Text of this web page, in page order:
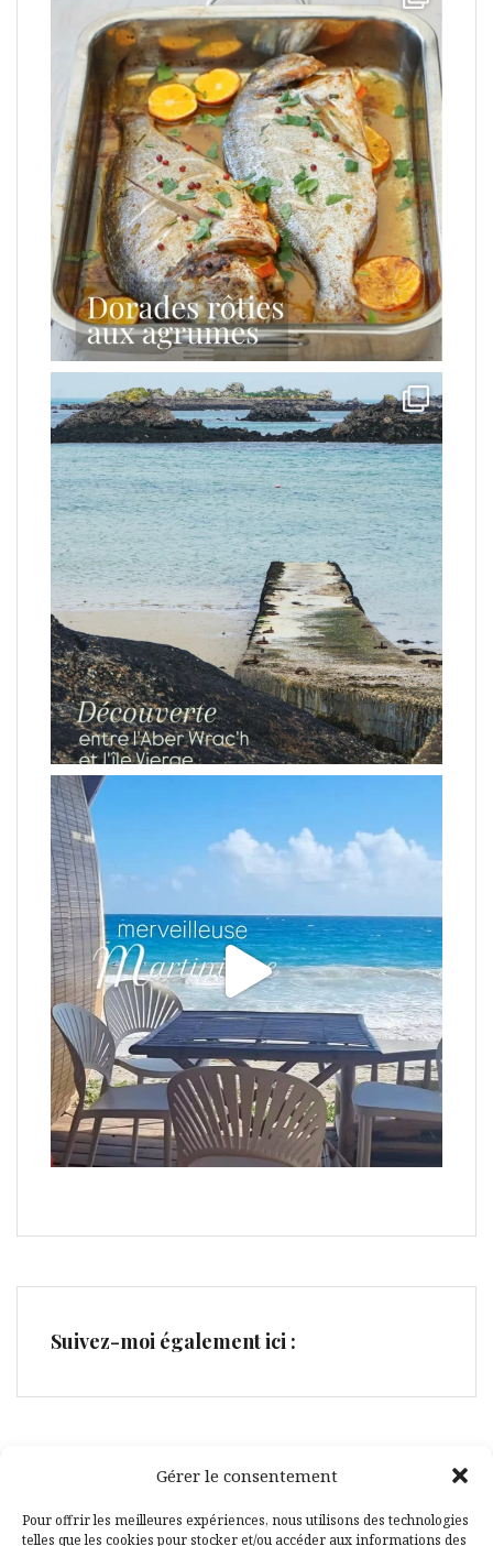
Gérer le consentement
Pour offrir les meilleures expériences, nous utilisons des technologies
telles que les cookies pour stocker et/ou accéder aux informations des
Suivez-moi également ici :
Facebook
Pinterest